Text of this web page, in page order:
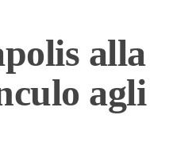
alla
agli